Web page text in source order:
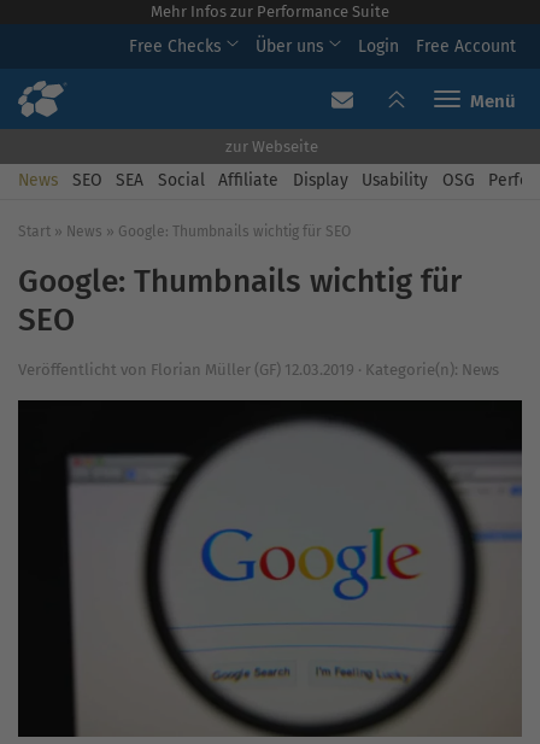
Mehr Infos zur Performance Suite
Free Checks Über uns Login Free Account
Toggle
zur Webseite
News SEO SEA Social Affiliate Display Usability OSG
Start » News » Google: Thumbnails wichtig für SEO
Google: Thumbnails wichtig für
SEO
Veröffentlicht von Florian Müller (GF) 12.03.2019 · Kategorie(n): News